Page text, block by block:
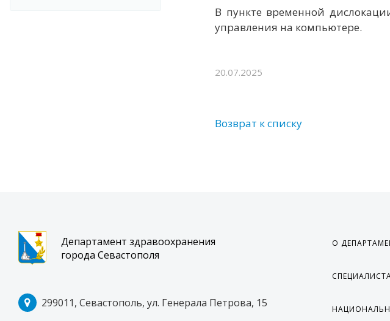
В пункте временной
управления на компьютере.
20.07.2025
Возврат к списку
Департамент здравоохранения
города Севастополя
299011, Севастополь, ул. Генерала Петрова, 15
О